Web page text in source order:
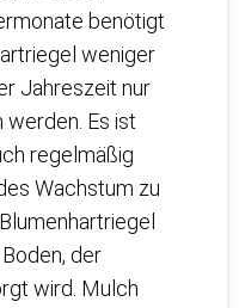
benötigt
weniger
Jahreszeit nur
Es ist
regelmäßig
Wachstum zu
der
wird. Mulch